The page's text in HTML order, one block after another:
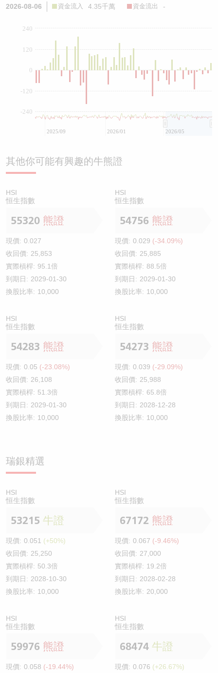
2026-08-06 資金流入 4.35千萬 資金流出 -
0
-240
-120
120
240
2025/09 2026/01 2026/05
其他你可能有興趣的牛熊證
HSI
恒生指數
55320 熊證
現價: 0.027
收回價: 25,853
實際槓桿: 95.1倍
到期日: 2029-01-30
換股比率: 10,000
HSI
恒生指數
54756 熊證
現價: 0.029 (-34.09%)
收回價: 25,885
實際槓桿: 88.5倍
到期日: 2029-01-30
換股比率: 10,000
HSI
恒生指數
54283 熊證
現價: 0.05 (-23.08%)
收回價: 26,108
實際槓桿: 51.3倍
到期日: 2029-01-30
換股比率: 10,000
HSI
恒生指數
54273 熊證
現價: 0.039 (-29.09%)
收回價: 25,988
實際槓桿: 65.8倍
到期日: 2028-12-28
換股比率: 10,000
瑞銀精選
HSI
恒生指數
53215 牛證
現價: 0.051 (+50%)
收回價: 25,250
實際槓桿: 50.3倍
到期日: 2028-10-30
換股比率: 10,000
HSI
恒生指數
67172 熊證
現價: 0.067 (-9.46%)
收回價: 27,000
實際槓桿: 19.2倍
到期日: 2028-02-28
換股比率: 20,000
HSI
恒生指數
59976 熊證
現價: 0.058 (-19.44%)
HSI
恒生指數
68474 牛證
現價: 0.076 (+26.67%)